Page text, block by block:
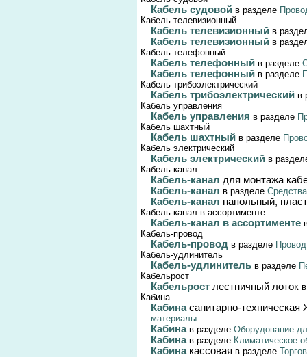
Кабель судовой в разделе
Кабель телевизионный
Кабель телевизионный в
Кабель телевизионный в
Кабель телефонный
Кабель телефонный в разделе
Кабель телефонный в разделе
Кабель трибоэлектрический
Кабель трибоэлектрический в
Кабель управления
Кабель управления в разделе
Кабель шахтный
Кабель шахтный в разделе
Кабель электрический
Кабель электрический в
Кабель-канал
Кабель-канал для монтажа
Кабель-канал в разделе
Кабель-канал напольный,
Кабель-канал в ассортименте
Кабель-канал в ассортименте
Кабель-провод
Кабель-провод в разделе
Кабель-удлинитель
Кабель-удлинитель в разделе
Кабельрост
Кабельрост лестничный лоток
Кабина
Кабинасанитарно-
материалы
Кабина в разделе Оборудование
Кабина в разделе Климатическое
Кабина кассовая в разделе